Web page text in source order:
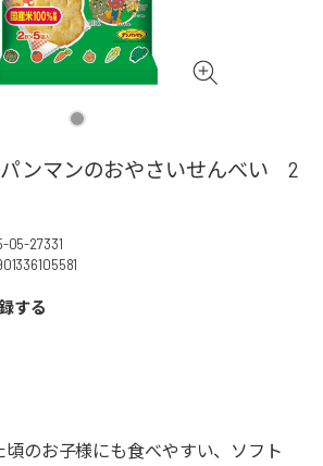
ンマンのおやさいせんべい 2
05-27331
する
のお子様にも食べやすい、ソフト